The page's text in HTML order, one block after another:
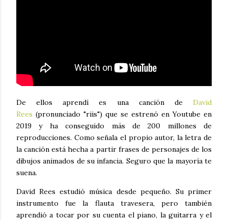
De ellos aprendí es una canción de David
Rees (pronunciado "riis") que se estrenó en Youtube en
2019 y ha conseguido más de 200 millones de
reproducciones. Como señala el propio autor, la letra de
la canción está hecha a partir frases de personajes de los
dibujos animados de su infancia. Seguro que la mayoría te
suena.
David Rees estudió música desde pequeño. Su primer
instrumento fue la flauta travesera, pero también
aprendió a tocar por su cuenta el piano, la guitarra y el